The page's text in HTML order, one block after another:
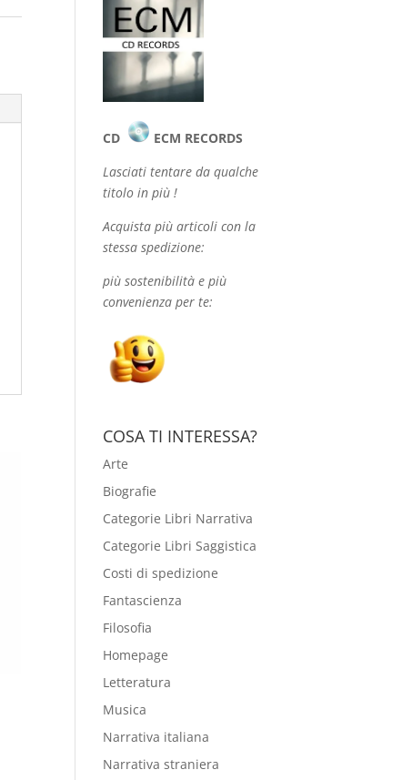
CD
ECM RECORDS
Lasciati tentare da qualche
titolo in più !
Acquista più articoli con la
stessa spedizione:
più sostenibilità e più
convenienza per te:
COSA TI INTERESSA?
Arte
Biografie
Categorie Libri Narrativa
Categorie Libri Saggistica
Costi di spedizione
Fantascienza
Filosofia
Homepage
Letteratura
Musica
Narrativa italiana
Narrativa straniera